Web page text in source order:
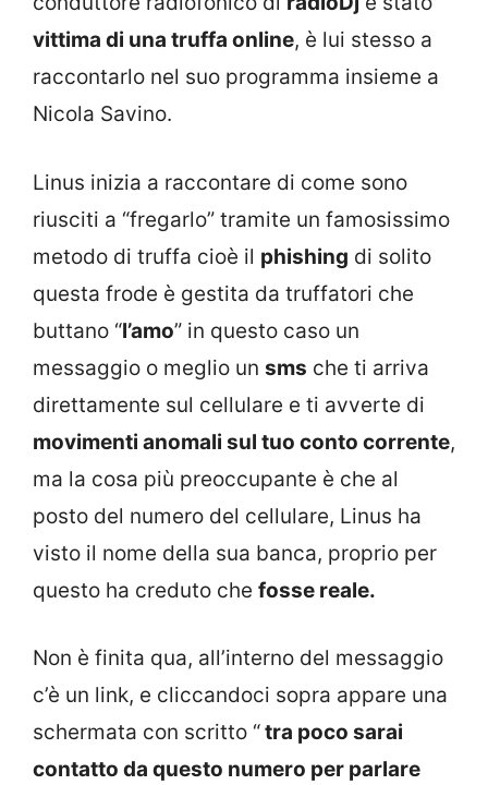
vittima di una truffa online, è lui stesso a
raccontarlo nel suo programma insieme a
Nicola Savino.
Linus inizia a raccontare di come sono
riusciti a “fregarlo” tramite un famosissimo
metodo di truffa cioè il phishing di solito
questa frode è gestita da truffatori che
buttano “l’amo” in questo caso un
messaggio o meglio un sms che ti arriva
direttamente sul cellulare e ti avverte di
movimenti anomali sul tuo conto corrente,
ma la cosa più preoccupante è che al
posto del numero del cellulare, Linus ha
visto il nome della sua banca, proprio per
questo ha creduto che fosse reale.
Non è finita qua, all’interno del messaggio
c’è un link, e cliccandoci sopra appare una
schermata con scritto “tra poco sarai
contatto da questo numero per parlare